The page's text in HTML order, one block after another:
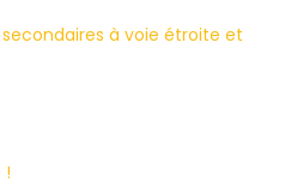
à voie étroite et
!